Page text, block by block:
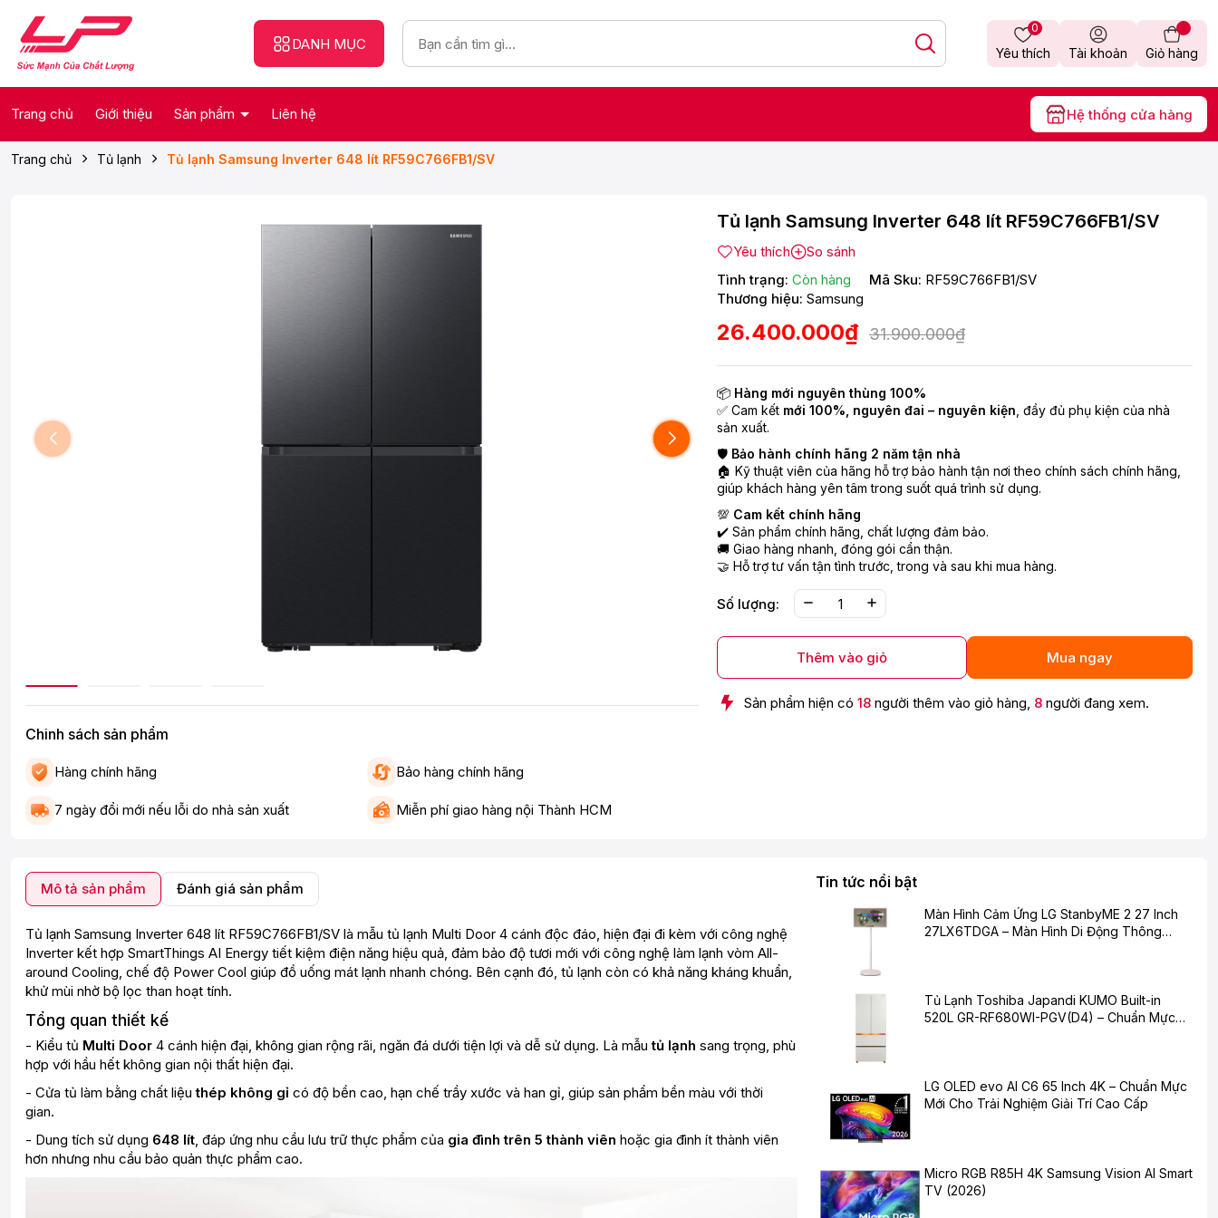
DANH MỤC
Yêu thích
0
Tài khoản Giỏ hàng
Trang chủ Giới thiệu Sản phẩm Liên hệ Hệ thống cửa hàng
Trang chủ Tủ lạnh Tủ lạnh Samsung Inverter 648 lít RF59C766FB1/SV
Chinh sách sản phẩm
Hàng chính hãng Bảo hàng chính hãng
7 ngày đổi mới nếu lỗi do nhà sản xuất Miễn phí giao hàng nội Thành HCM
Tủ lạnh Samsung Inverter 648 lít RF59C766FB1/SV
Yêu thích
So sánh
Tình trạng: Còn hàng Mã Sku: RF59C766FB1/SV
Thương hiệu: Samsung
26.400.000₫ 31.900.000₫
📦 Hàng mới nguyên thùng 100%
✅ Cam kết mới 100%, nguyên đai – nguyên kiện , đầy đủ phụ kiện của nhà
sản xuất.
🛡️ Bảo hành chính hãng 2 năm tận nhà
🏠 Kỹ thuật viên của hãng hỗ trợ bảo hành tận nơi theo chính sách chính hãng,
giúp khách hàng yên tâm trong suốt quá trình sử dụng.
💯 Cam kết chính hãng
✔️ Sản phẩm chính hãng, chất lượng đảm bảo.
🚚 Giao hàng nhanh, đóng gói cẩn thận.
🤝 Hỗ trợ tư vấn tận tình trước, trong và sau khi mua hàng.
Số lượng:
Thêm vào giỏ Mua ngay
Sản phẩm hiện có 18 người thêm vào giỏ hàng, 8 người đang xem.
Mô tả sản phẩm Đánh giá sản phẩm
Tủ lạnh Samsung Inverter 648 lít RF59C766FB1/SV là mẫu tủ lạnh Multi Door 4 cánh độc đáo, hiện đại đi kèm với công nghệ
Inverter kết hợp SmartThings AI Energy tiết kiệm điện năng hiệu quả, đảm bảo độ tươi mới với công nghệ làm lạnh vòm All-
around Cooling, chế độ Power Cool giúp đồ uống mát lạnh nhanh chóng. Bên cạnh đó, tủ lạnh còn có khả năng kháng khuẩn,
khử mùi nhờ bộ lọc than hoạt tính.
Tổng quan thiết kế
- Kiểu tủ Multi Door 4 cánh hiện đại, không gian rộng rãi, ngăn đá dưới tiện lợi và dễ sử dụng. Là mẫutủ lạnh sang trọng, phù
hợp với hầu hết không gian nội thất hiện đại.
- Cửa tủ làm bằng chất liệuthép không gỉ có độ bền cao, hạn chế trầy xước và han gỉ, giúp sản phẩm bền màu với thời
gian.
- Dung tích sử dụng 648 lít , đáp ứng nhu cầu lưu trữ thực phẩm của gia đình trên 5 thành viên hoặc gia đình ít thành viên
hơn nhưng nhu cầu bảo quản thực phẩm cao.
Tin tức nổi bật
Màn Hình Cảm Ứng LG StanbyME 2 27 Inch
27LX6TDGA – Màn Hình Di Động Thông
Tủ Lạnh Toshiba Japandi KUMO Built-in
520L GR-RF680WI-PGV(D4) – Chuẩn Mực
LG OLED evo AI C6 65 Inch 4K – Chuẩn Mực
Mới Cho Trải Nghiệm Giải Trí Cao Cấp
Micro RGB R85H 4K Samsung Vision AI Smart
TV (2026)